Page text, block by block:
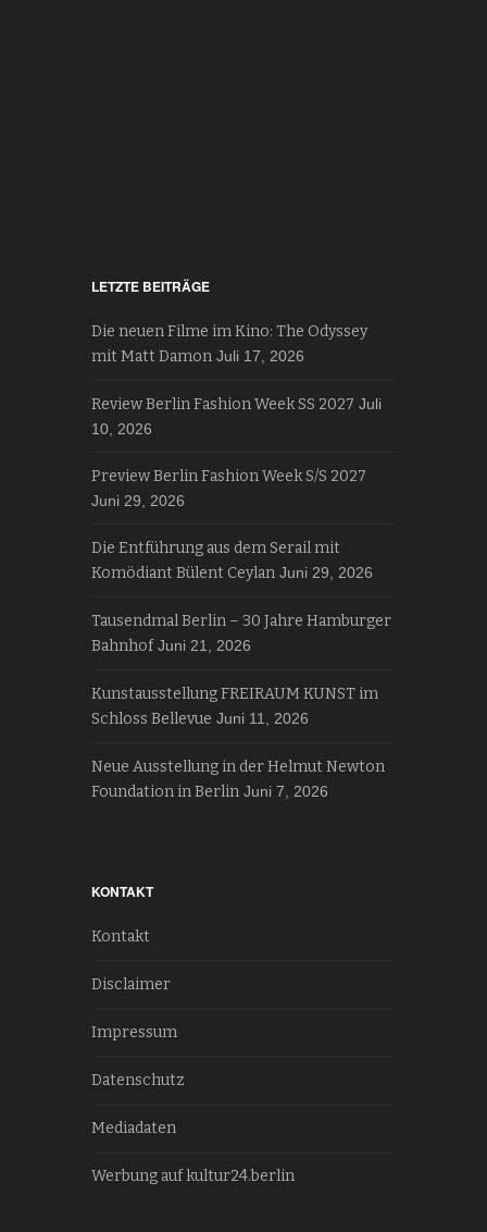
LETZTE BEITRÄGE
Die neuen Filme im Kino: The Odyssey
mit Matt Damon Juli 17, 2026
Review Berlin Fashion Week SS 2027 Juli
10, 2026
Preview Berlin Fashion Week S/S 2027
Juni 29, 2026
Die Entführung aus dem Serail mit
Komödiant Bülent Ceylan Juni 29, 2026
Tausendmal Berlin – 30 Jahre Hamburger
Bahnhof Juni 21, 2026
Kunstausstellung FREIRAUM KUNST im
Schloss Bellevue Juni 11, 2026
Neue Ausstellung in der Helmut Newton
Foundation in Berlin Juni 7, 2026
KONTAKT
Kontakt
Disclaimer
Impressum
Datenschutz
Mediadaten
Werbung auf kultur24.berlin